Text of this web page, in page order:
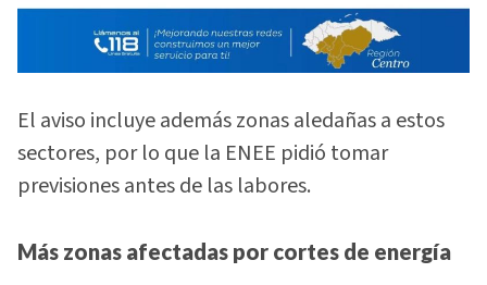
El aviso incluye además zonas aledañas a estos
sectores, por lo que la ENEE pidió tomar
previsiones antes de las labores.
Más zonas afectadas por cortes de energía